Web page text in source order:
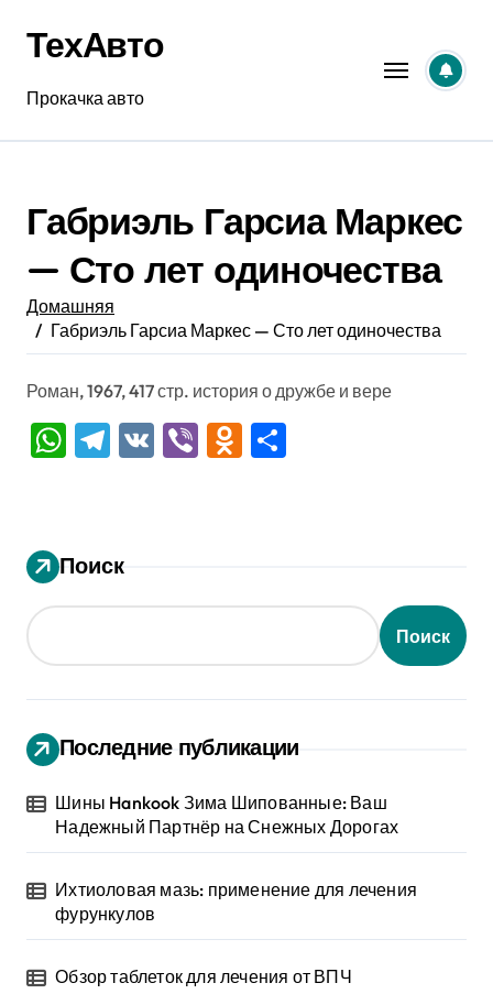
содержанию
ТехАвто
Прокачка авто
Габриэль Гарсиа Маркес
— Сто лет одиночества
Домашняя
Габриэль Гарсиа Маркес — Сто лет одиночества
Роман, 1967, 417 стр. история о дружбе и вере
WhatsApp
Telegram
VK ViberOdnoklassniki
Поиск
Поиск
Последние публикации
Шины Hankook Зима Шипованные: Ваш
Надежный Партнёр на Снежных Дорогах
Ихтиоловая мазь: применение для лечения
фурункулов
Обзор таблеток для лечения от ВПЧ